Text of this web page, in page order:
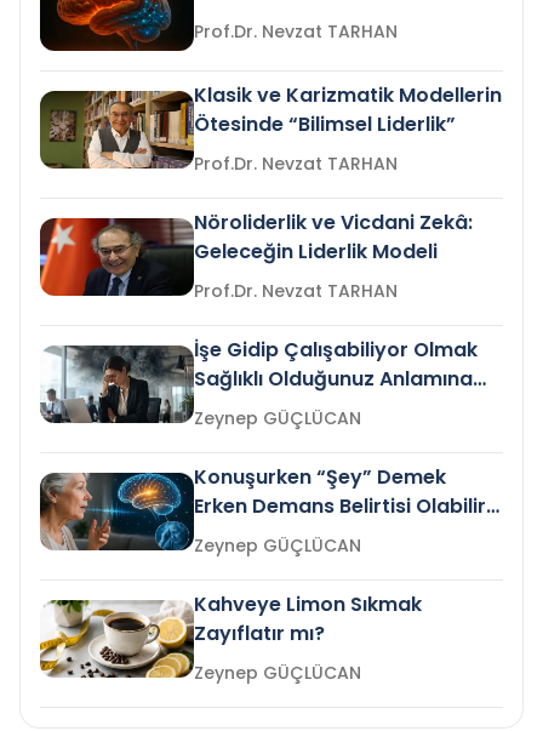
Prof.Dr. Nevzat TARHAN
Klasik ve Karizmatik Modellerin
Ötesinde “Bilimsel Liderlik”
Prof.Dr. Nevzat TARHAN
Nöroliderlik ve Vicdani Zekâ:
Geleceğin Liderlik Modeli
Prof.Dr. Nevzat TARHAN
İşe Gidip Çalışabiliyor Olmak
Sağlıklı Olduğunuz Anlamına
Gelir mi?Zeynep GÜÇLÜCAN
Konuşurken “Şey” Demek
Erken Demans Belirtisi Olabilir
mi?
Zeynep GÜÇLÜCAN
Kahveye Limon Sıkmak
Zayıflatır mı?
Zeynep GÜÇLÜCAN